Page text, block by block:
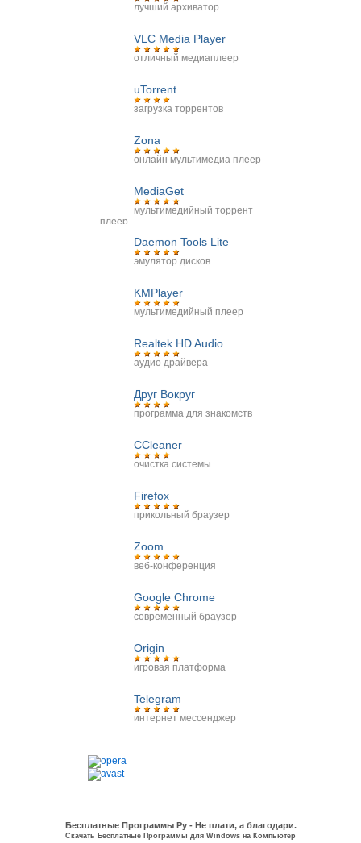
лучший архиватор
VLC Media Player
отличный медиаплеер
uTorrent
загрузка торрентов
Zona
онлайн мультимедиа плеер
MediaGet
мультимедийный торрент
плеер
Daemon Tools Lite
эмулятор дисков
KMPlayer
мультимедийный плеер
Realtek HD Audio
аудио драйвера
Друг Вокруг
программа для знакомств
CCleaner
очистка системы
Firefox
прикольный браузер
Zoom
веб-конференция
Google Chrome
современный браузер
Origin
игровая платформа
Telegram
интернет мессенджер
Бесплатные Программы Ру - Не плати, а благодари.
Скачать Бесплатные Программы для Windows на Компьютер